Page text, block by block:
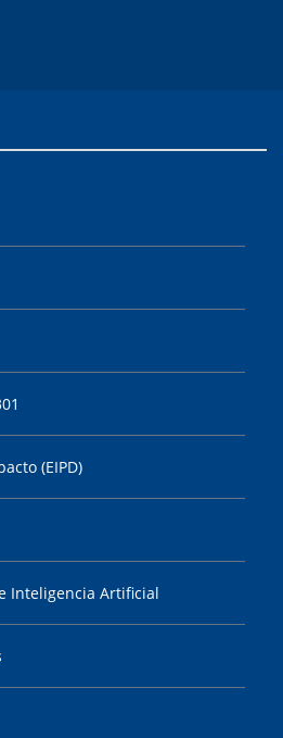
(EIPD)
Inteligencia Artificial